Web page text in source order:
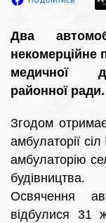
Два
некомерційне
медичної
районної ради.
Згодом
амбулаторії
амбулаторію
будівництва.
Освячення
відбулися 31